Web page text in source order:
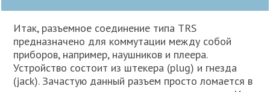
Итак, разъемное соединение типа TRS
предназначено для коммутации между собой
приборов, например, наушников и плеера.
Устройство состоит из штекера (plug) и гнезда
(jack). Зачастую данный разъем просто ломается в